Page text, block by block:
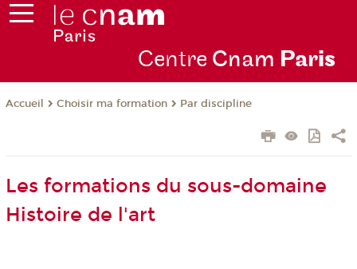
Centre Cnam Paris
Accueil Choisir ma formation Par discipline
Les formations du sous-domaine
Histoire de l'art